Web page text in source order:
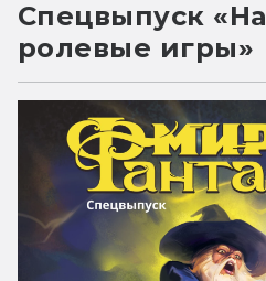
Спецвыпуск
ролевые игры»